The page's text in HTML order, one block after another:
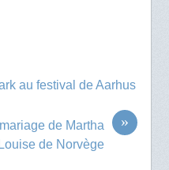
au festival de Aarhus
»
de Martha
Louise de Norvège